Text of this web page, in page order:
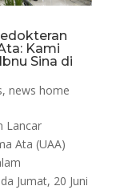
Kami
Sina di
, news home
Lancar
Ata (UAA)
Jumat, 20 Juni